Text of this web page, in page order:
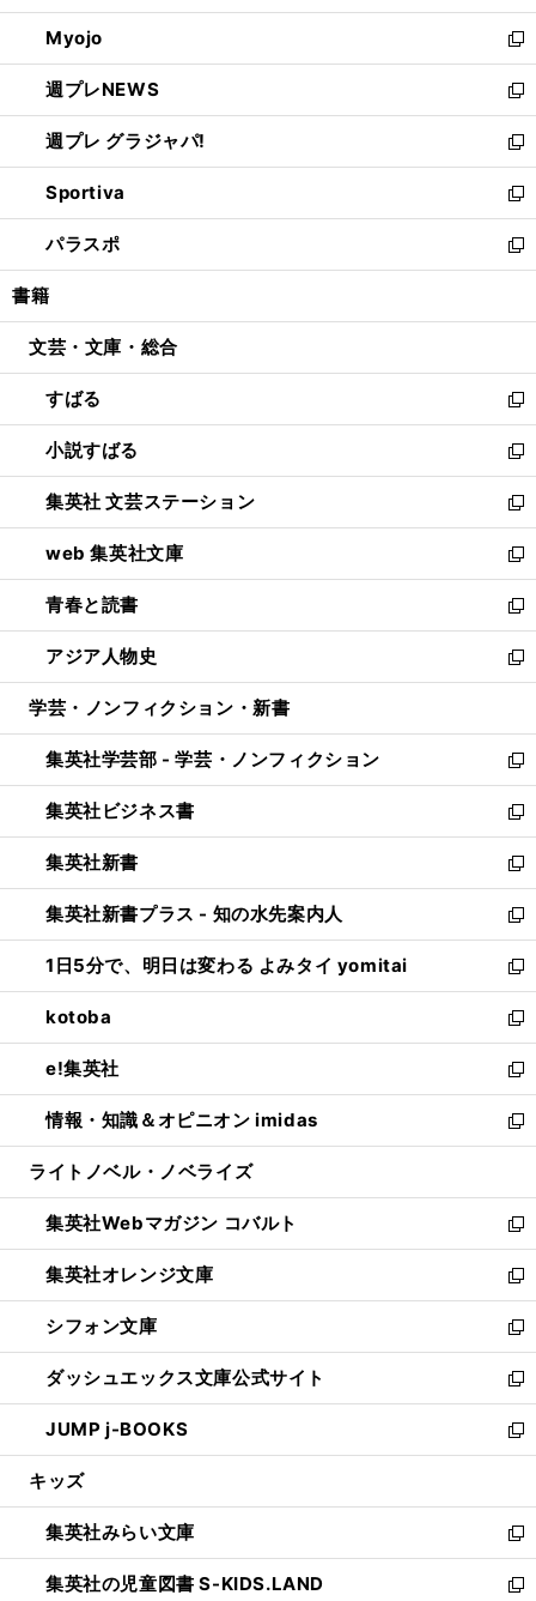
開
く
ウ
で
開
く
ン
ド
ウ
で
開
く
ウ
ィ
ン
ド
ウ
で
開
く
Myojo
新
し
い
ウ
ィ
ン
ド
ウ
で
開
週プレNEWS
新
し
い
ウ
ィ
ン
ド
ウ
開
週プレ グラジャパ!
新
し
い
ウ
ィ
ン
ウ
開
く
Sportiva
新
し
い
ウ
ン
ウ
で
開
く
パラスポ
新
し
ウ
ン
ド
ウ
で
開
く
書籍
文芸・文庫・総合
すばる
新
し
い
ウ
ィ
ン
ド
ウ
で
開
く
小説すばる
新
し
い
ウ
ィ
ン
ド
ウ
で
開
集英社 文芸ステーション
新
し
い
ウ
ィ
ン
ド
ウ
開
く
web 集英社文庫
新
し
い
ウ
ィ
ン
ウ
で
開
く
青春と読書
新
し
い
ウ
ン
ド
ウ
で
開
く
アジア人物史
新
し
ウ
ィ
ン
ド
ウ
で
開
く
学芸・ノンフィクション・新書
集英社学芸部 - 学芸・ノンフィクション
新
し
い
ウ
ィ
ン
ド
ウ
で
開
く
集英社ビジネス書
新
し
い
ウ
ィ
ン
ド
ウ
で
開
く
集英社新書
新
し
い
ウ
ィ
ン
ド
ウ
で
開
く
集英社新書プラス - 知の水先案内人
新
し
い
ウ
ィ
ン
ド
ウ
で
開
1日5分で、明日は変わる よみタイ yomitai
新
し
い
ウ
ィ
ン
ド
ウ
開
く
kotoba
新
し
い
ウ
ィ
ン
ウ
で
開
く
e!集英社
新
し
い
ウ
ン
ド
ウ
で
開
く
情報・知識＆オピニオン imidas
新
し
ウ
ィ
ン
ド
ウ
で
開
く
ライトノベル・ノベライズ
集英社Webマガジン コバルト
新
し
い
ウ
ィ
ン
ド
ウ
で
開
集英社オレンジ文庫
新
し
い
ウ
ィ
ン
ド
ウ
開
く
シフォン文庫
新
し
い
ウ
ィ
ン
ウ
で
開
く
ダッシュエックス文庫公式サイト
新
し
い
ウ
ン
ド
ウ
で
JUMP j-BOOKS
新
し
ウ
ィ
ン
ド
キッズ
集英社みらい文庫
新
し
い
集英社の児童図書 S-KIDS.LAND
新